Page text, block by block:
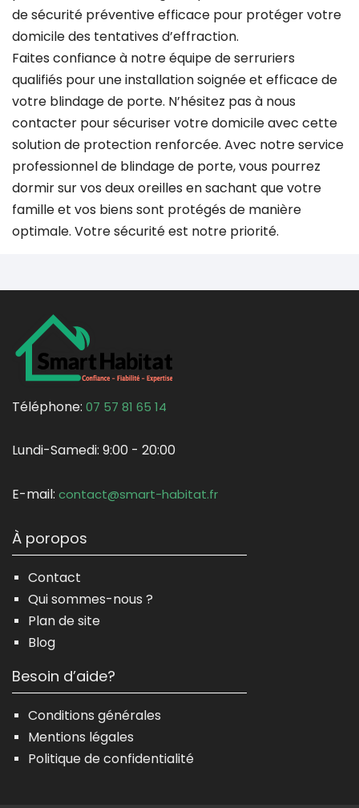
de sécurité préventive efficace pour protéger votre
domicile des tentatives d’effraction.
Faites confiance à notre équipe de serruriers
qualifiés pour une installation soignée et efficace de
votre blindage de porte. N’hésitez pas à nous
contacter pour sécuriser votre domicile avec cette
solution de protection renforcée. Avec notre service
professionnel de blindage de porte, vous pourrez
dormir sur vos deux oreilles en sachant que votre
famille et vos biens sont protégés de manière
optimale. Votre sécurité est notre priorité.
Téléphone: 07 57 81 65 14
Lundi-Samedi: 9:00 - 20:00
E-mail: contact@smart-habitat.fr
À poropos
Contact
Qui sommes-nous ?
Plan de site
Blog
Besoin d’aide?
Conditions générales
Mentions légales
Politique de confidentialité